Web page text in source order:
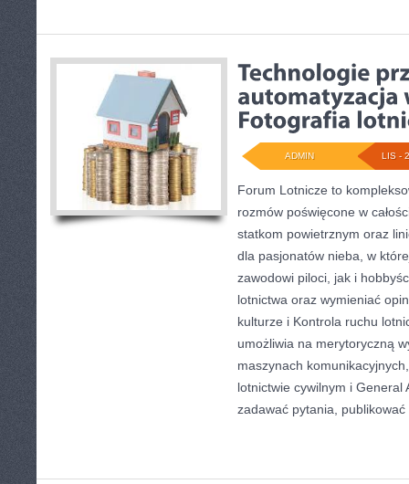
LIS -
ADMIN
Forum Lotnicze to
rozmów poświęcone w
statkom powietrznym oraz
dla pasjonatów nieba, w
zawodowi piloci, jak i
lotnictwa oraz wymieniać
kulturze i Kontrola ruchu
umożliwia na merytoryczną
maszynach
lotnictwie cywilnym i General
zadawać pytania, publikować